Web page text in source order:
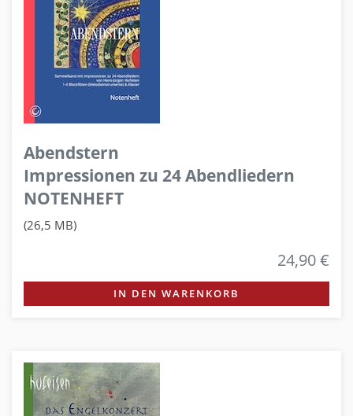
Abendstern
Impressionen zu 24 Abendliedern
NOTENHEFT
(26,5 MB)
24,90 €
IN DEN WARENKORB